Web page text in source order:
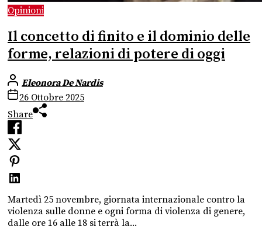
Opinioni
Il concetto di finito e il dominio delle
forme, relazioni di potere di oggi
Eleonora De Nardis
26 Ottobre 2025
Share
Martedì 25 novembre, giornata internazionale contro la
violenza sulle donne e ogni forma di violenza di genere,
dalle ore 16 alle 18 si terrà la...